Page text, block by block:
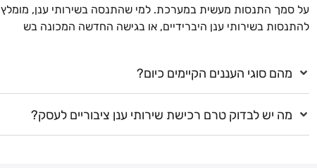
על סמך התנסות מעשית במערכת. למי שהתנסה בשירותי ענן, מומלץ
להתנסות בשירותי ענן היברידיים, או בגישה החדשה המכונה בש
מהם סוגי העננים הקיימים כיום?
מה יש לבדוק טרם רכישת שירותי ענן ציבוריים לעסק?